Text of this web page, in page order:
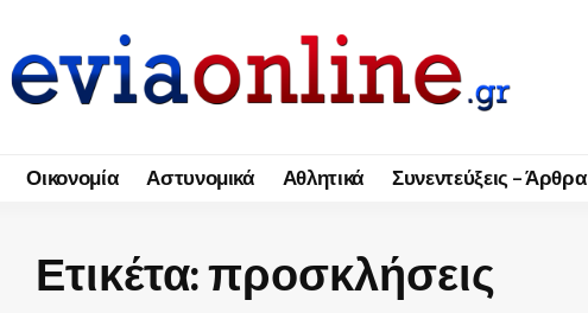
Οικονομία Αστυνομικά Αθλητικά Συνεντεύξεις – Άρθρα
Ετικέτα:προσκλήσεις